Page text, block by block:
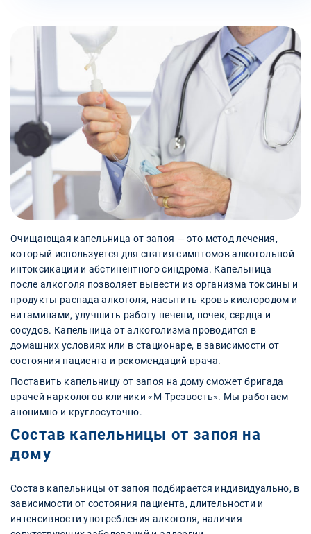
Очищающая капельница от запоя — это метод лечения,
который используется для снятия симптомов алкогольной
интоксикации и абстинентного синдрома. Капельница
после алкоголя позволяет вывести из организма токсины и
продукты распада алкоголя, насытить кровь кислородом и
витаминами, улучшить работу печени, почек, сердца и
сосудов. Капельница от алкоголизма проводится в
домашних условиях или в стационаре, в зависимости от
состояния пациента и рекомендаций врача.
Поставить капельницу от запоя на дому сможет бригада
врачей наркологов клиники «М-Трезвость». Мы работаем
анонимно и круглосуточно.
Состав капельницы от запоя на
дому
Состав капельницы от запоя подбирается индивидуально, в
зависимости от состояния пациента, длительности и
интенсивности употребления алкоголя, наличия